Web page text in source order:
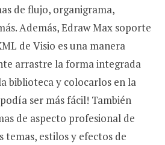
de flujo, organigrama,
Además, Edraw Max soporte
de Visio es una manera
arrastre la forma integrada
biblioteca y colocarlos en la
ser más fácil! También
de aspecto profesional de
temas, estilos y efectos de